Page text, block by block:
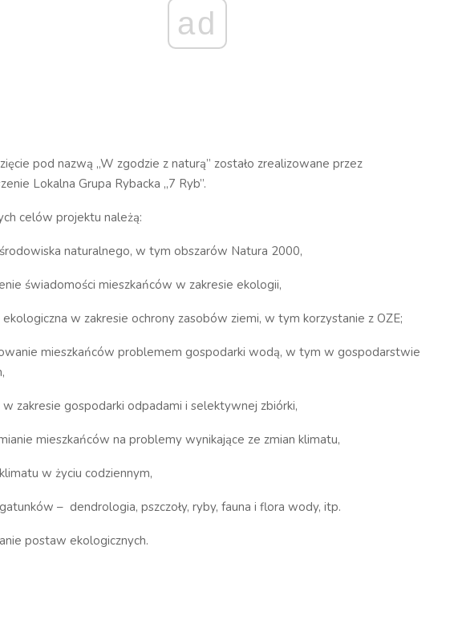
ad
pod nazwą „W zgodzie z naturą” zostało zrealizowane przez
Lokalna Grupa Rybacka „7 Ryb”.
celów projektu należą:
naturalnego, w tym obszarów Natura 2000,
świadomości mieszkańców w zakresie ekologii,
ekologiczna w zakresie ochrony zasobów ziemi, w tym korzystanie z OZE;
mieszkańców problemem gospodarki wodą, w tym w gospodarstwie
w zakresie gospodarki odpadami i selektywnej zbiórki,
mieszkańców na problemy wynikające ze zmian klimatu,
w życiu codziennym,
– dendrologia, pszczoły, ryby, fauna i flora wody, itp.
postaw ekologicznych.